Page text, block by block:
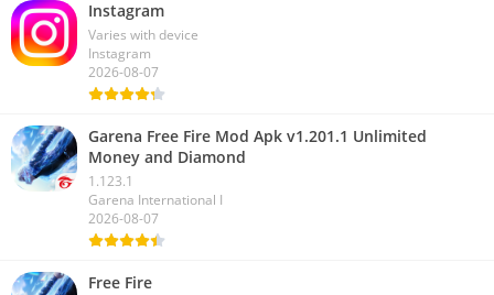
Instagram
Varies with device
Instagram
2026-08-07
Garena Free Fire Mod Apk v1.201.1 Unlimited
Money and Diamond
1.123.1
Garena International I
2026-08-07
Free Fire